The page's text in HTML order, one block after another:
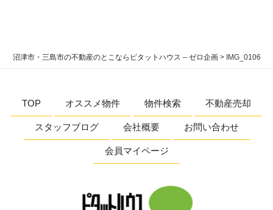
沼津市・三島市の不動産のとこならピタットハウス – ゼロ企画> IMG_0106
TOP オススメ物件 物件検索 不動産売却
スタッフブログ 会社概要 お問い合わせ
会員マイページ